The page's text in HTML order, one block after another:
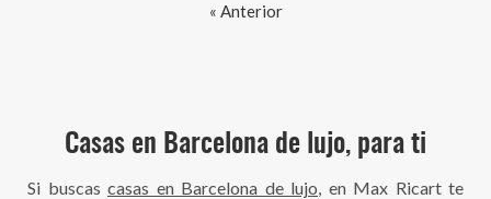
« Anterior
Casas en Barcelona de lujo, para ti
Si buscas casas en Barcelona de lujo, en Max Ricart te